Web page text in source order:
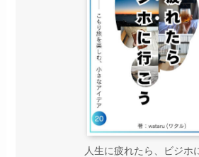
人生に疲れたら、ビジホ